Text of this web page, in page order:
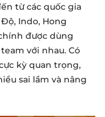
từ các quốc gia
Indo, Hong
được dùng
với nhau. Có
kỳ quan trọng,
sai lầm và nâng